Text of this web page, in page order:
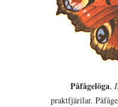
Påfågelöga,
praktfjärilar.